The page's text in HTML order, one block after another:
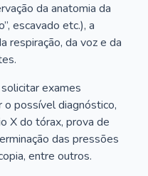
da anatomia da
escavado etc.), a
respiração, da voz e da
exames
possível diagnóstico,
X do tórax, prova de
das pressões
entre outros.